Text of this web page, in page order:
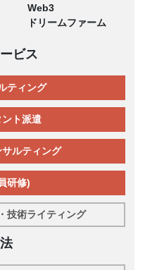
Web3
ドリームファーム
ビス
ティング
ト派遣
ルティング
研修)
技術ライティング